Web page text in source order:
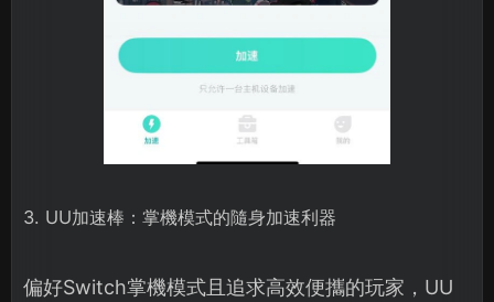
3. UU加速棒：掌機模式的隨身加速利器
偏好Switch掌機模式且追求高效便攜的玩家，UU